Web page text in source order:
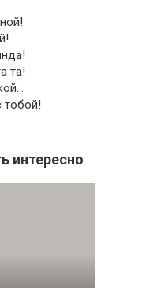
та!
тобой!
интересно